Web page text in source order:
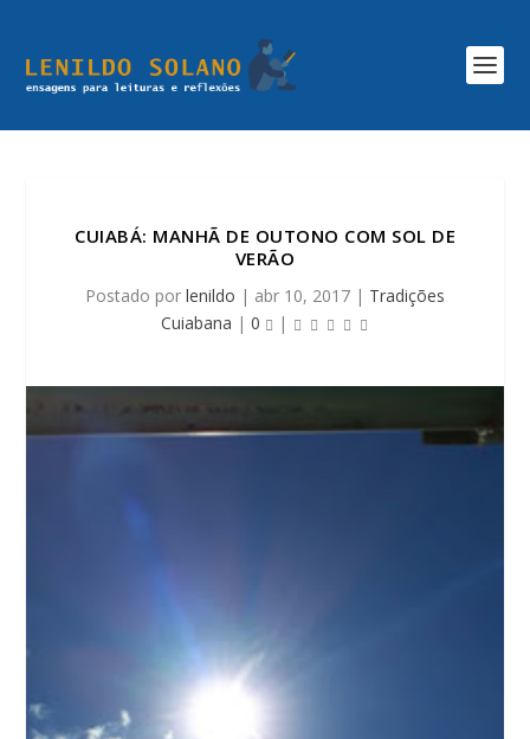
CUIABÁ: MANHÃ DE OUTONO COM SOL DE
VERÃO
Postado por lenildo | abr 10, 2017 | Tradições
Cuiabana | 0 |